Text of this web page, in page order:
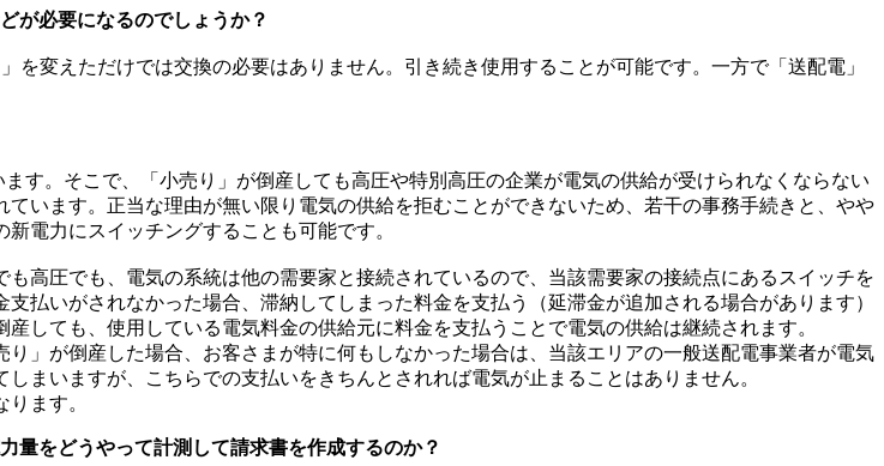
が必要になるのでしょうか？
変えただけでは交換の必要はありません。引き続き使用することが可能です。一方で「送配電」
す。そこで、「小売り」が倒産しても高圧や特別高圧の企業が電気の供給が受けられなくならない
います。正当な理由が無い限り電気の供給を拒むことができないため、若干の事務手続きと、やや
電力にスイッチングすることも可能です。
高圧でも、電気の系統は他の需要家と接続されているので、当該需要家の接続点にあるスイッチを
払いがされなかった場合、滞納してしまった料金を支払う（延滞金が追加される場合があります）
しても、使用している電気料金の供給元に料金を支払うことで電気の供給は継続されます。
」が倒産した場合、お客さまが特に何もしなかった場合は、当該エリアの一般送配電事業者が電気
まいますが、こちらでの支払いをきちんとされれば電気が止まることはありません。
ます。
量をどうやって計測して請求書を作成するのか？